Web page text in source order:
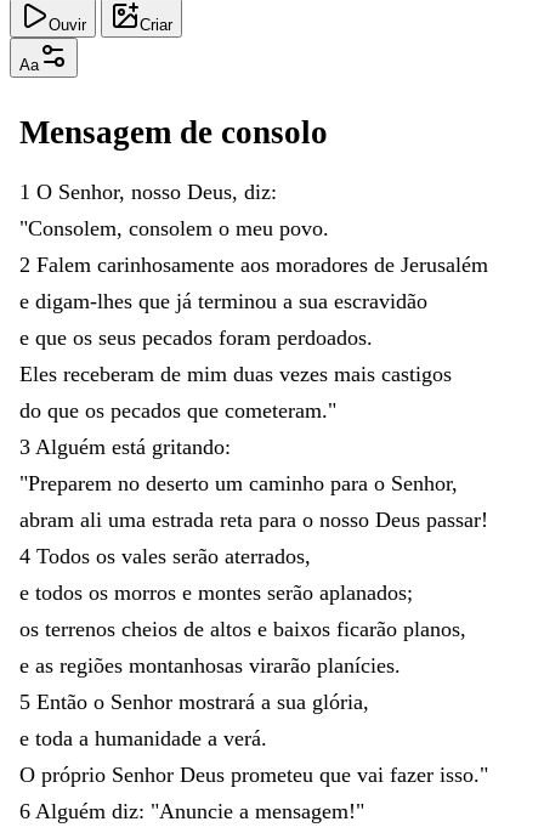
Ouvir Criar
Aa
Mensagem de consolo
1 O Senhor, nosso Deus, diz:
"Consolem, consolem o meu povo.
2 Falem carinhosamente aos moradores de Jerusalém
e digam-lhes que já terminou a sua escravidão
e que os seus pecados foram perdoados.
Eles receberam de mim duas vezes mais castigos
do que os pecados que cometeram."
3 Alguém está gritando:
"Preparem no deserto um caminho para o Senhor,
abram ali uma estrada reta para o nosso Deus passar!
4 Todos os vales serão aterrados,
e todos os morros e montes serão aplanados;
os terrenos cheios de altos e baixos ficarão planos,
e as regiões montanhosas virarão planícies.
5 Então o Senhor mostrará a sua glória,
e toda a humanidade a verá.
O próprio Senhor Deus prometeu que vai fazer isso."
6 Alguém diz: "Anuncie a mensagem!"